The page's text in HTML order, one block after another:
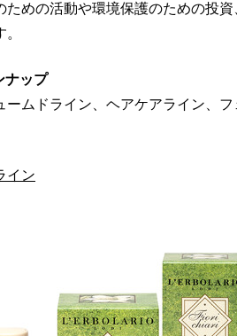
ための活動や環境保護のための投
ナップ
ームドライン、ヘアケアライン、
イン